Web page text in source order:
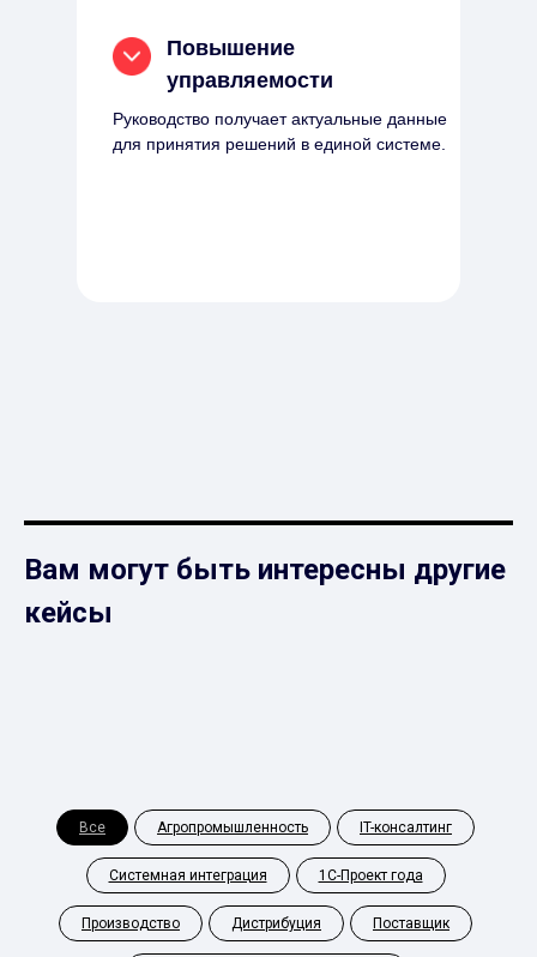
Повышение
управляемости
Руководство получает актуальные данные
для принятия решений в единой системе.
Вам могут быть интересны другие
кейсы
Все Агропромышленность IT-консалтинг
Системная интеграция 1С-Проект года
Производство Дистрибуция Поставщик